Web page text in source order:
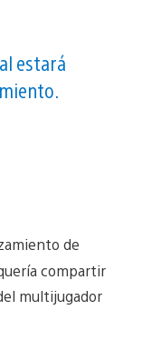
estará
de
compartir
multijugador